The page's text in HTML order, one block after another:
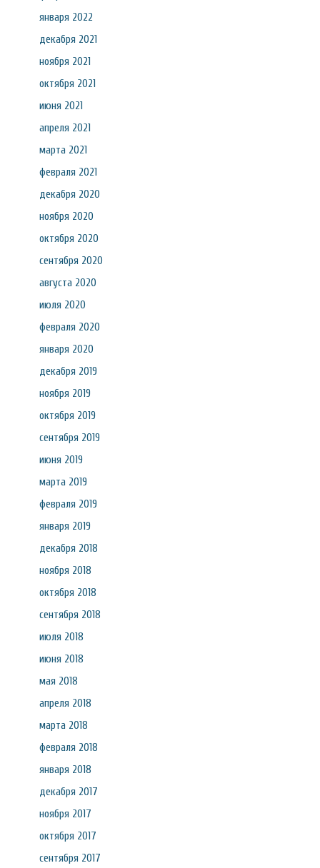
января 2022
декабря 2021
ноября 2021
октября 2021
июня 2021
апреля 2021
марта 2021
февраля 2021
декабря 2020
ноября 2020
октября 2020
сентября 2020
августа 2020
июля 2020
февраля 2020
января 2020
декабря 2019
ноября 2019
октября 2019
сентября 2019
июня 2019
марта 2019
февраля 2019
января 2019
декабря 2018
ноября 2018
октября 2018
сентября 2018
июля 2018
июня 2018
мая 2018
апреля 2018
марта 2018
февраля 2018
января 2018
декабря 2017
ноября 2017
октября 2017
сентября 2017